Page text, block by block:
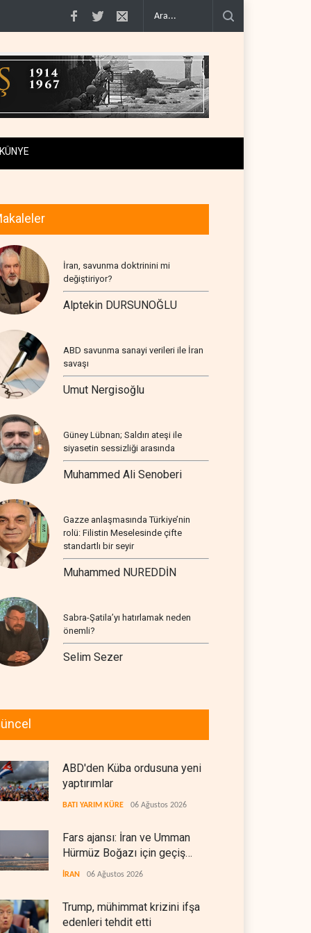
ve Umman Hürmüz Boğazı için geçiş.. Trump, mühimmat krizini ifşa
KÜNYE
İran, savunma doktrinini mi
değiştiriyor?
Alptekin DURSUNOĞLU
ABD savunma sanayi verileri ile İran
savaşı
Umut Nergisoğlu
Güney Lübnan; Saldırı ateşi ile
siyasetin sessizliği arasında
Muhammed Ali Senoberi
Gazze anlaşmasında Türkiye’nin
rolü: Filistin Meselesinde çifte
standartlı bir seyir
Muhammed NUREDDİN
Sabra-Şatila’yı hatırlamak neden
önemli?
Selim Sezer
ABD'den Küba ordusuna yeni
yaptırımlar
BATI YARIM KÜRE 06 Ağustos 2026
Fars ajansı: İran ve Umman
Hürmüz Boğazı için geçiş
koridorlarında anlaştı
İRAN 06 Ağustos 2026
Trump, mühimmat krizini ifşa
edenleri tehdit etti